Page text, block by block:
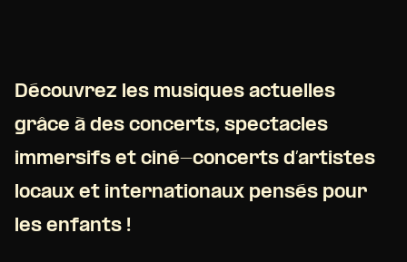
Découvrez les musiques actuelles
grâce à des concerts, spectacles
immersifs et ciné-concerts d’artistes
locaux et internationaux pensés pour
les enfants !